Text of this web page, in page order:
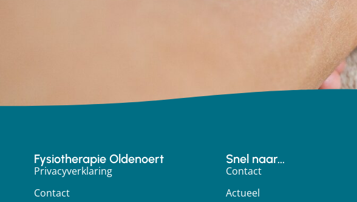
Fysiotherapie Oldenoert
Privacyverklaring
Contact
Snel naar...
Contact
Actueel